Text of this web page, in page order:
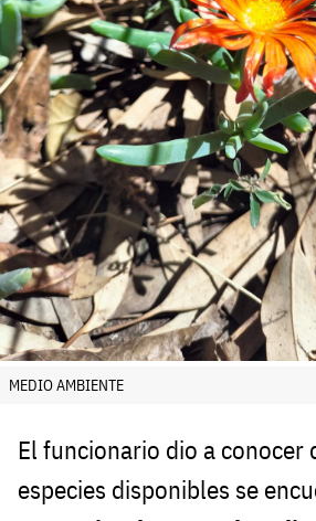
MEDIO AMBIENTE
El funcionario dio a conocer
especies disponibles se